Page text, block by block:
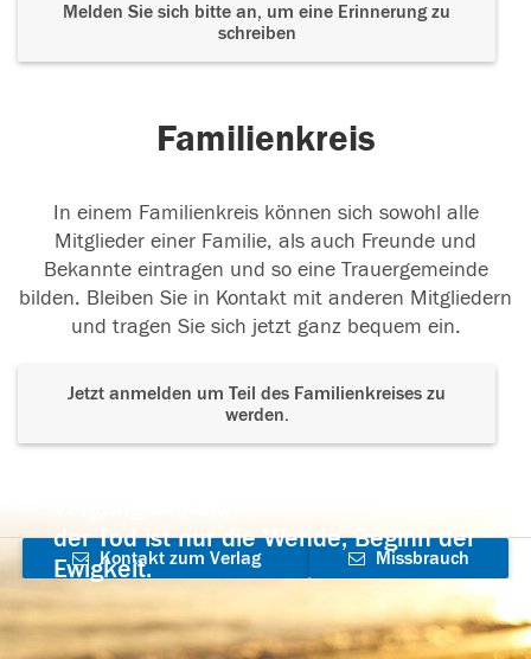
Melden Sie sich bitte an, um eine Erinnerung zu
schreiben
Familienkreis
In einem Familienkreis können sich sowohl alle
Mitglieder einer Familie, als auch Freunde und
Bekannte eintragen und so eine Trauergemeinde
bilden. Bleiben Sie in Kontakt mit anderen Mitgliedern
und tragen Sie sich jetzt ganz bequem ein.
Jetzt anmelden um Teil des Familienkreises zu
werden.
der Tod ist nur die Wende, Beginn der
Ewigkeit.
Kontakt zum Verlag
aufnehmen
Missbrauch